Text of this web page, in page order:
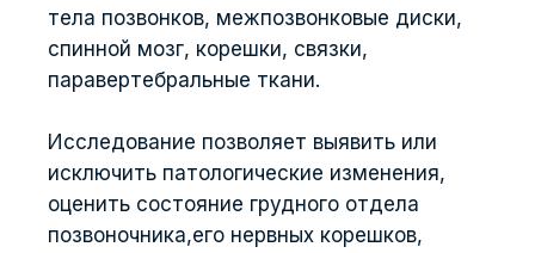
тела позвонков, межпозвонковые диски,
спинной мозг, корешки, связки,
паравертебральные ткани.
Исследование позволяет выявить или
исключить патологические изменения,
оценить состояние грудного отдела
позвоночника,его нервных корешков,